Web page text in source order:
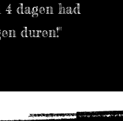
4 dagen had
duren!"